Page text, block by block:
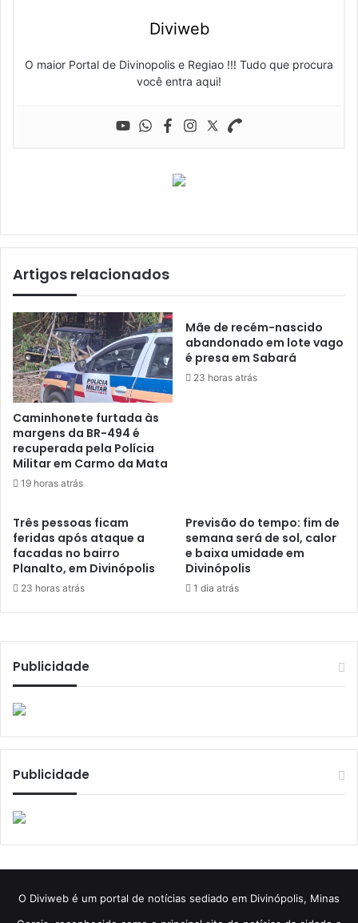
Diviweb
O maior Portal de Divinopolis e Regiao !!! Tudo que procura
você entra aqui!
Artigos relacionados
Caminhonete furtada às
margens da BR-494 é
recuperada pela Polícia
Militar em Carmo da Mata
19 horas atrás
Mãe de recém-nascido
abandonado em lote vago
é presa em Sabará
23 horas atrás
Três pessoas ficam
feridas após ataque a
facadas no bairro
Planalto, em Divinópolis
23 horas atrás
Previsão do tempo: fim de
semana será de sol, calor
e baixa umidade em
Divinópolis
1 dia atrás
Publicidade
Publicidade
​O Diviweb é um portal de notícias sediado em Divinópolis, Minas